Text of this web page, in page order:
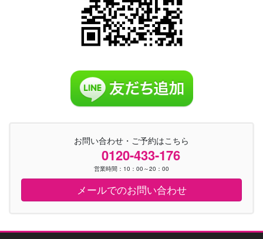
お問い合わせ・ご予約はこちら
0120-433-176
営業時間：10：00～20：00
メールでのお問い合わせ